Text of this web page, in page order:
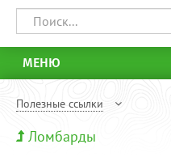
МЕНЮ
Полезные ссылки
Ломбарды